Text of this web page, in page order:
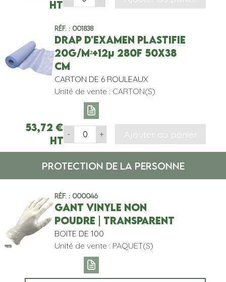
HT
Réf. : 001838
DRAP D'EXAMEN PLASTIFIE
20g/m²+12µ 280F 50x38
cm
CARTON DE 6 ROULEAUX
Unité de vente : CARTON(S)
53,72€
HT
- + Ajouter au panier
PROTECTION DE LA PERSONNE
Réf. : 000046
GANT VINYLE NON
POUDRE | TRANSPARENT
BOITE DE 100
Unité de vente : PAQUET(S)